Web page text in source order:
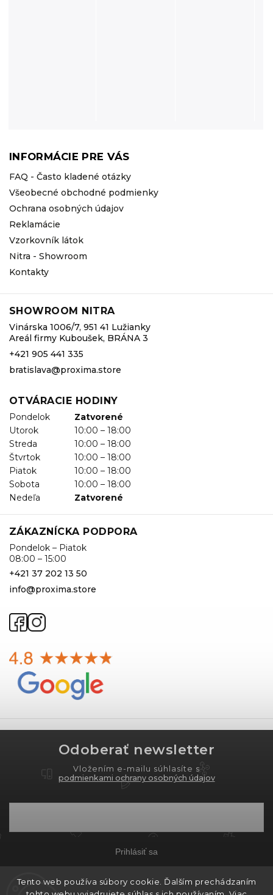
Tento web používa súbory cookie. Ďalším prechádzaním
INFORMÁCIE PRE VÁS
FAQ - Často kladené otázky
Všeobecné obchodné podmienky
Ochrana osobných údajov
Reklamácie
Vzorkovník látok
Nitra - Showroom
Kontakty
SHOWROOM NITRA
Vinárska 1006/7, 951 41 Lužianky
Areál firmy Kuboušek, BRÁNA 3
+421 905 441 335
bratislava@proxima.store
OTVÁRACIE HODINY
Pondelok
Zatvorené
Utorok
10:00 – 18:00
Streda
10:00 – 18:00
Štvrtok
10:00 – 18:00
Piatok
10:00 – 18:00
Sobota
10:00 – 18:00
Nedeľa
Zatvorené
ZÁKAZNÍCKA PODPORA
Pondelok – Piatok
08:00 – 15:00
+421 37 202 13 50
info@proxima.store
Odoberať newsletter
Vložením e-mailu súhlasíte s
podmienkami ochrany osobných údajov
Prihlásiť sa